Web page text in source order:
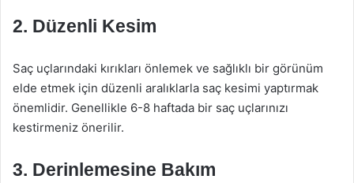
2. Düzenli Kesim
Saç uçlarındaki kırıkları önlemek ve sağlıklı bir görünüm
elde etmek için düzenli aralıklarla saç kesimi yaptırmak
önemlidir. Genellikle 6-8 haftada bir saç uçlarınızı
kestirmeniz önerilir.
3. Derinlemesine Bakım